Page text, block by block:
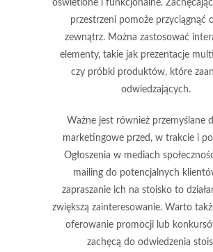
oświetlone i funkcjonalne.
przestrzeni pomoże przyciągnąć
zewnątrz. Można zastosować
elementy, takie jak prezentacje
czy próbki produktów, które
odwiedzających.
Ważne jest również przemyślane
marketingoweprzed, w trakcie i
Ogłoszenia w mediach
mailing do potencjalnych
zapraszanie ich na stoisko to
zwiększą zainteresowanie. Warto
oferowanie promocji lub
zachęcą do odwiedzenia